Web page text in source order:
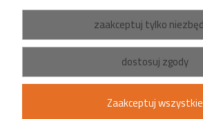
zaakceptuj tylko
dostosuj zgody
Zaakceptuj wszystkie